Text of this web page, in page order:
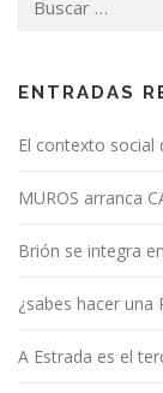
ENTRADAS
El contexto social
MUROS arranca
Brión se integra
¿sabes hacer una
A Estrada es el